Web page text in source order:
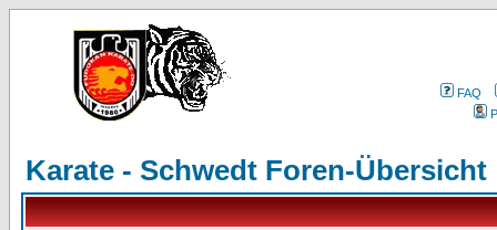
FAQ
Karate - Schwedt Foren-Übersicht